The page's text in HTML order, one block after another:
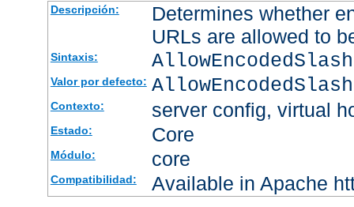
Descripción:
Determines whether
URLs are allowed to
Sintaxis:
Valor por defecto:
Contexto: server config, virtual
Estado: Core
Módulo: core
Compatibilidad: Available in Apache